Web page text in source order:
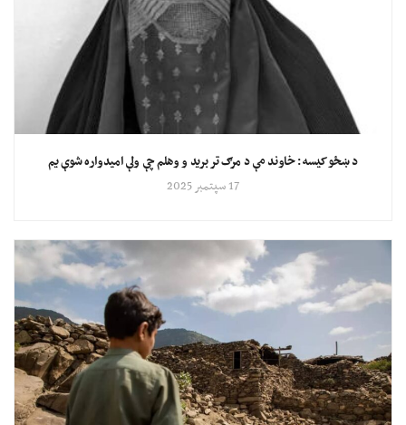
د ښځو کیسه: خاوند مې د مرګ تر برید و وهلم چې ولې امیدواره شوې یم
17 سپتمبر 2025